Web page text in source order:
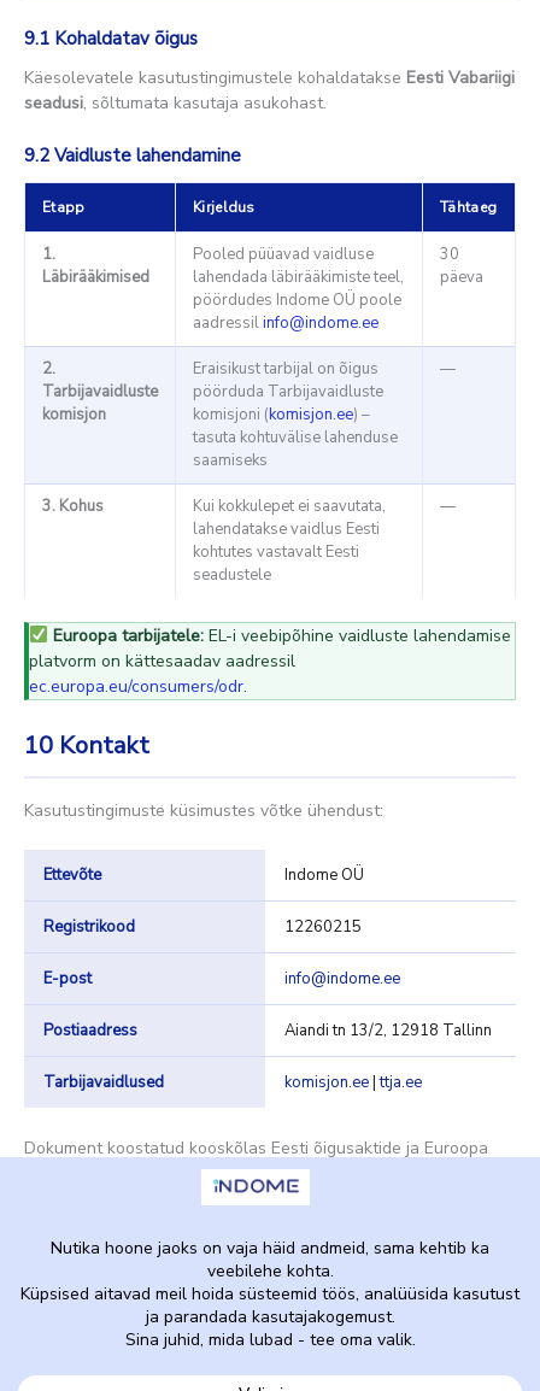
9.1 Kohaldatav õigus
Käesolevatele kasutustingimustele kohaldatakse Eesti Vabariigi
seadusi, sõltumata kasutaja asukohast.
9.2 Vaidluste lahendamine
Etapp Kirjeldus Tähtaeg
1.
Läbirääkimised
Pooled püüavad vaidluse
lahendada läbirääkimiste teel,
pöördudes Indome OÜ poole
aadressilinfo@indome.ee
30
päeva
2.
Tarbijavaidluste
komisjon
Eraisikust tarbijal on õigus
pöörduda Tarbijavaidluste
komisjoni (komisjon.ee) –
tasuta kohtuvälise lahenduse
saamiseks
—
3. Kohus
Kui kokkulepet ei saavutata,
lahendatakse vaidlus Eesti
kohtutes vastavalt Eesti
seadustele
—
Euroopa tarbijatele:EL-i veebipõhine vaidluste lahendamise
platvorm on kättesaadav aadressil
ec.europa.eu/consumers/odr.
10 Kontakt
Kasutustingimuste küsimustes võtke ühendust:
Ettevõte Indome OÜ
Registrikood 12260215
E-post info@indome.ee
Postiaadress Aiandi tn 13/2, 12918 Tallinn
Tarbijavaidlused komisjon.ee |ttja.ee
Dokument koostatud kooskõlas Eesti õigusaktide ja Euroopa
Liidu tarbijakaitsenormidega.
Indome OÜ | Registrikood 12260215 | Viimati uuendatud: 27.
Avaleht
Privaatsuspoliitika